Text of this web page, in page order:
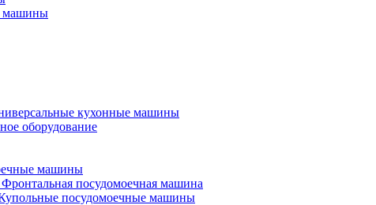
машины
кухонные машины
оборудование
машины
Фронтальная посудомоечная машина
посудомоечные машины